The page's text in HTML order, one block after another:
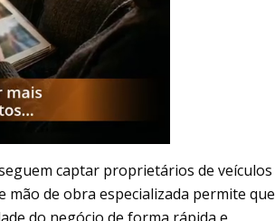
captar proprietários de veículos
mão de obra especializada permite que